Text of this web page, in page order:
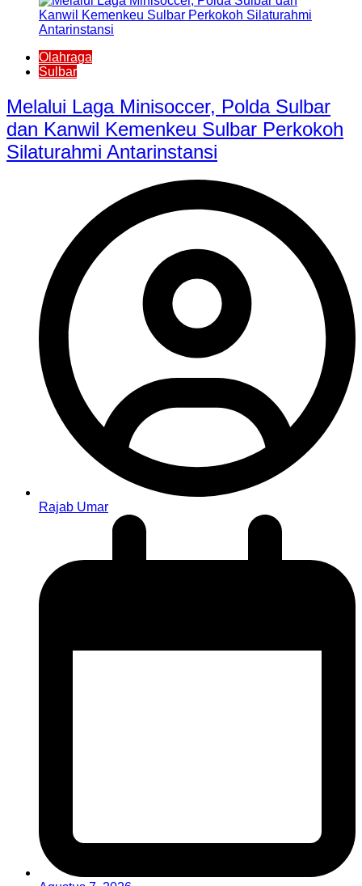
Olahraga
Sulbar
Melalui Laga Minisoccer, Polda Sulbar
dan Kanwil Kemenkeu Sulbar Perkokoh
Silaturahmi Antarinstansi
Rajab Umar